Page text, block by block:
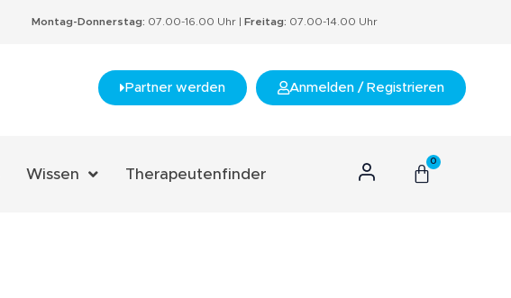
Montag-Donnerstag: 07.00-16.00 Uhr | Freitag: 07.00-14.00 Uhr
Partner werden Anmelden / Registrieren
Wissen Therapeutenfinder
0